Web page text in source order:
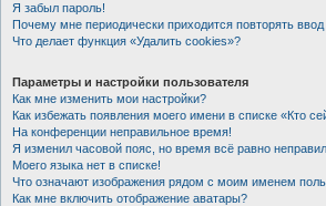
Я забыл пароль!
Почему мне периодически приходится повторять
Что делает функция «Удалить cookies»?
Параметры и настройки пользователя
Как мне изменить мои настройки?
Как избежать появления моего имени в списке «Кто
На конференции неправильное время!
Я изменил часовой пояс, но время всё равно
Моего языка нет в списке!
Что означают изображения рядом с моим именем
Как мне включить отображение аватары?